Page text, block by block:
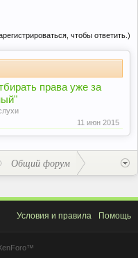
чтобы ответить.)
права уже за
11 июн 2015
Общий форум
Условия и правила Помощь